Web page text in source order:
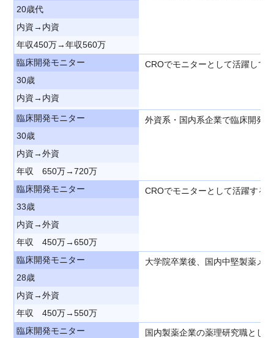
20歳代
内資→内資
年収450万→年収560万
臨床開発モニター
CROでモニターとして活躍して
30歳
内資→内資
臨床開発モニター
外資系・国内系企業で臨床開発
30歳
内資→外資
年収 650万→720万
臨床開発モニター
CROでモニターとして活躍する
33歳
内資→外資
年収 450万→650万
臨床開発モニター
大学院卒業後、国内中堅製薬メ
28歳
内資→外資
年収 450万→550万
臨床開発モニター
国内製薬企業の薬理研究職とし